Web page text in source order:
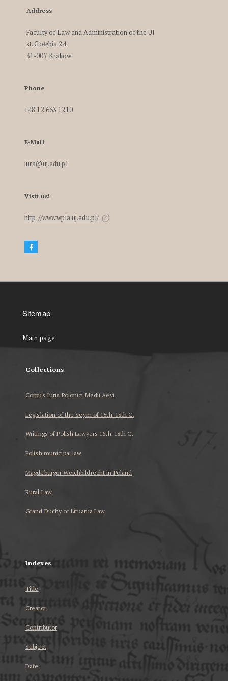
Address
Faculty of Law and Administration of the UJ
st. Gołębia 24
31-007 Krakow
Phone
+48 12 663 1210
E-Mail
iura@uj.edu.pl
Visit us!
http://www.wpia.uj.edu.pl/
Sitemap
Main page
Collections
Corpus Iuris Polonici Medii Aevi
Legislation of the Seym of 15th-18th C.
Writings of Polish Lawyers 16th-18th C.
Polish municipal law
Magdeburger Weichbildrecht in Poland
Rural Law
Grand Duchy of Lituania Law
Indexes
Title
Creator
Contributor
Subject
Date